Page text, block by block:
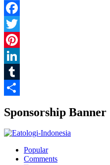
Facebook
Twitter
Pinterest
LinkedIn
Tumblr
Sponsorship Banner
Popular
Comments